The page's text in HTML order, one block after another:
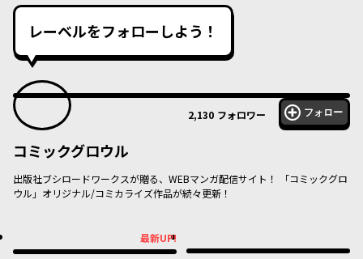
レーベルをフォローしよう！
2,130 フォロワー フォロー
コミックグロウル
出版社ブシロードワークスが贈る、WEBマンガ配信サイト！ 「コミックグロ
ウル」オリジナル/コミカライズ作品が続々更新！
最新UP!